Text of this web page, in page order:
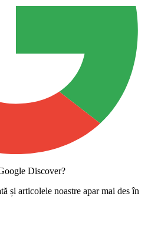
Discover?
și articolele noastre apar mai des în